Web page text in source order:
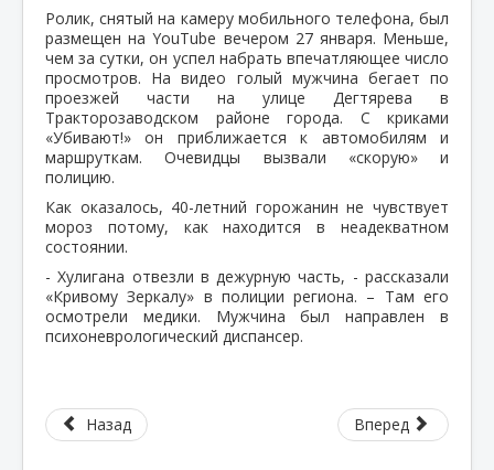
Ролик, снятый на камеру мобильного телефона, был
размещен на YouTube вечером 27 января. Меньше,
чем за сутки, он успел набрать впечатляющее число
просмотров. На видео голый мужчина бегает по
проезжей части на улице Дегтярева в
Тракторозаводском районе города. С криками
«Убивают!» он приближается к автомобилям и
маршруткам. Очевидцы вызвали «скорую» и
полицию.
Как оказалось, 40-летний горожанин не чувствует
мороз потому, как находится в неадекватном
состоянии.
- Хулигана отвезли в дежурную часть, - рассказали
«Кривому Зеркалу» в полиции региона. – Там его
осмотрели медики. Мужчина был направлен в
психоневрологический диспансер.
Назад Вперед